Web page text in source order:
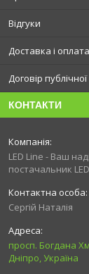
Відгуки
Доставка і оплата
Договір
КОНТАКТИ
LED Line - Ваш
постачальник
Сергій Наталія
просп. Богдана
Дніпро, Україна